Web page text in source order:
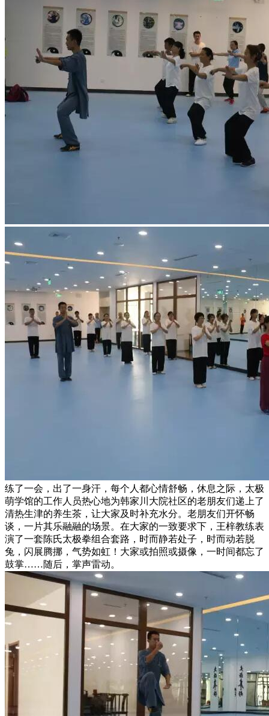
练了一会，出了一身汗，每个人都心情舒畅，休息之际，太极
萌学馆的工作人员热心地为韩家川大院社区的老朋友们递上了
清热生津的养生茶，让大家及时补充水分。老朋友们开怀畅
谈，一片其乐融融的场景。在大家的一致要求下，王梓教练表
演了一套陈氏太极拳组合套路，时而静若处子，时而动若脱
兔，闪展腾挪，气势如虹！大家或拍照或摄像，一时间都忘了
鼓掌……随后，掌声雷动。